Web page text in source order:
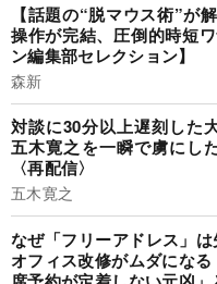
【話題の“脱マウス術”が
操作が完結、圧倒的時短
ン編集部セレクション】
森新
対談に30分以上遅刻した
五木寛之を一瞬で虜にし
〈再配信〉
五木寛之
なぜ「フリーアドレス」
オフィス改修がムダにな